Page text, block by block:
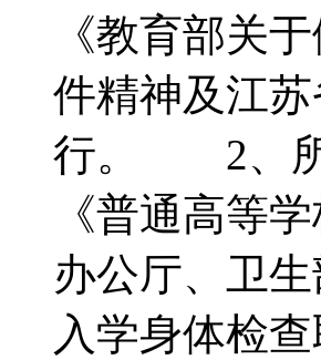
《教育部关
件精神及江
行。 2、所
《普通高等
办公厅、卫
入学身体检